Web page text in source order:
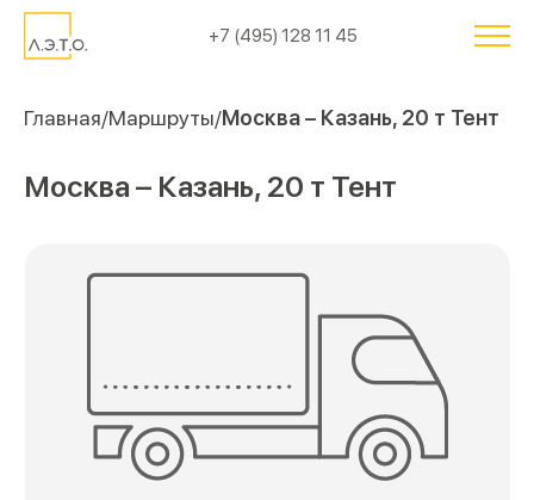
+7 (495) 128 11 45
Главная Маршруты Москва – Казань, 20 т Тент
Москва – Казань, 20 т Тент